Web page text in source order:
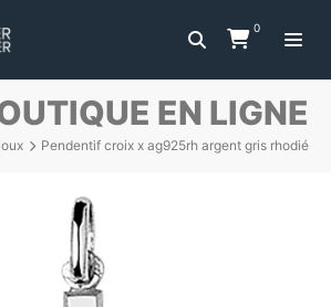
0
EN LIGNE
Pendentif croix x ag925rh argent gris rhodié